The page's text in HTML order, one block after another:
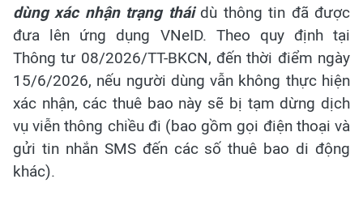
dùng xác nhận trạng tháidù thông tin đã được
đưa lên ứng dụng VNeID. Theo quy định tại
Thông tư 08/2026/TT-BKCN, đến thời điểm ngày
15/6/2026, nếu người dùng vẫn không thực hiện
xác nhận, các thuê bao này sẽ bị tạm dừng dịch
vụ viễn thông chiều đi (bao gồm gọi điện thoại và
gửi tin nhắn SMS đến các số thuê bao di động
khác).